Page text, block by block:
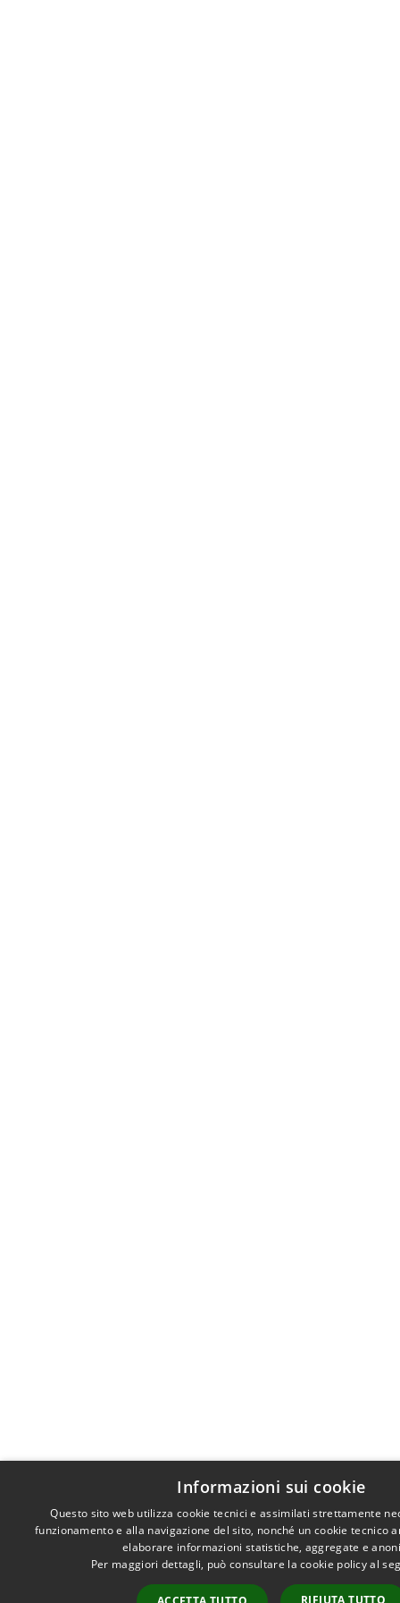
Informazioni sui cookie
Questo sito web utilizza cookie tecnici e assimilati strettamente
funzionamento e alla navigazione del sito, nonché un cookie tecnico
elaborare informazioni statistiche, aggregate e
Per maggiori dettagli, può consultare la cookie policy al
RIFIUTA TUTTO